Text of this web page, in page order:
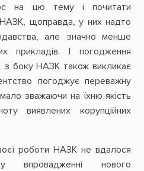
на цю тему і почитати
НАЗК, щоправда, у них надто
але значно менше
прикладів. І погодження
з боку НАЗК також викликає
погоджує переважну
зважаючи на їхню якість
виявлених корупційних
роботи НАЗК не вдалося
нового